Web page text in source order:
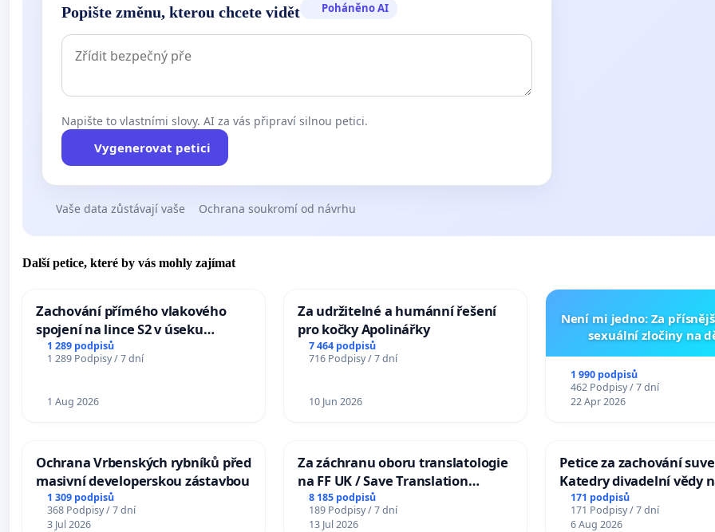
Popište změnu, kterou chcete vidět Poháněno AI
Napište to vlastními slovy. AI za vás připraví silnou petici.
Vygenerovat petici
Vaše data zůstávají vaše Ochrana soukromí od návrhu
Další petice, které by vás mohly zajímat
Zachování přímého vlakového
spojení na lince S2 v úseku
Ostrava – Bohumín – Karviná –
Mosty u Jablunkova
1 289 podpisů
1 289 Podpisy / 7 dní
1 Aug 2026
Za udržitelné a humánní řešení
pro kočky Apolinářky
7 464 podpisů
716 Podpisy / 7 dní
10 Jun 2026
Není mi jedno: Za
sexuální zločiny na
1 990 podpisů
462 Podpisy / 7 dní
22 Apr 2026
Ochrana Vrbenských rybníků před
masivní developerskou zástavbou
1 309 podpisů
368 Podpisy / 7 dní
3 Jul 2026
Za záchranu oboru translatologie
na FF UK / Save Translation
Studies at the Faculty of Arts,
Charles University
8 185 podpisů
189 Podpisy / 7 dní
13 Jul 2026
Petice za zachování
Katedry divadelní vědy
171 podpisů
171 Podpisy / 7 dní
6 Aug 2026